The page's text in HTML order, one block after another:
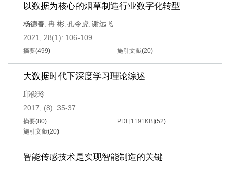
以数据为核心的烟草制造行业数字化转型
杨德春, 冉 彬, 孔令虎, 谢远飞
2021, 28(1): 106-109.
摘要(499) 施引文献(20)
大数据时代下深度学习理论综述
邱俊玲
2017, (8): 35-37.
摘要(80) PDF[1191KB](52)
施引文献(20)
智能传感技术是实现智能制造的关键